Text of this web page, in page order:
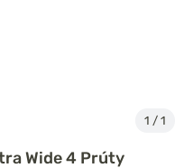
1 / 1
Wide 4 Prúty